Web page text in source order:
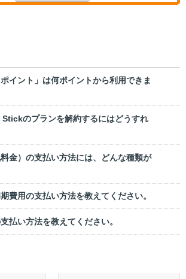
ポイント」は何ポイントから利用できま
のプランを解約するにはどうすれ
金）の支払い方法には、どんな種類が
費用の支払い方法を教えてください。
払い方法を教えてください。